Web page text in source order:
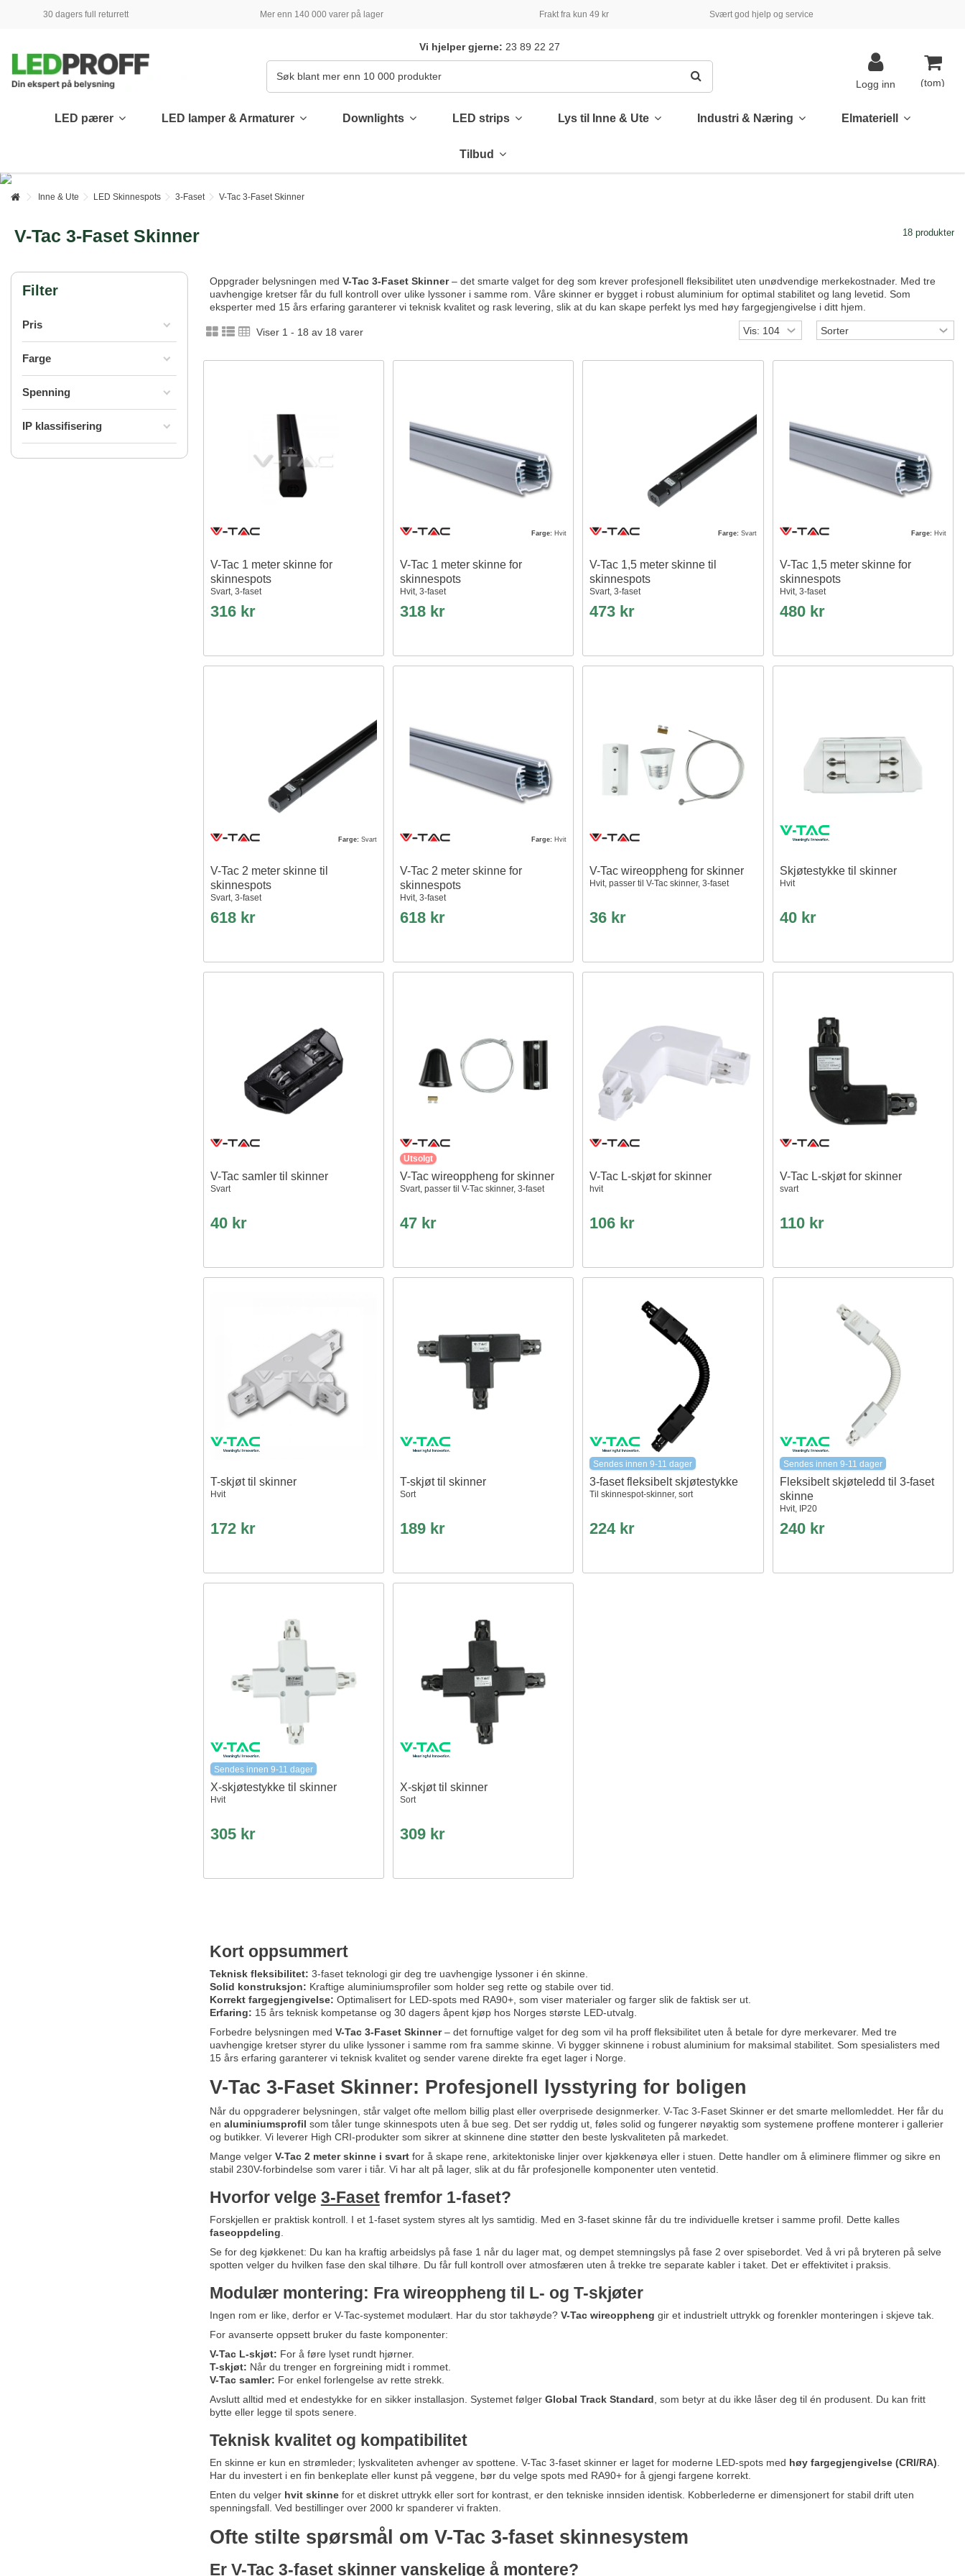
30 dagers full returrett Mer enn 140 000 varer på lager Frakt fra kun 49 kr Svært god hjelp og service
Vi hjelper gjerne: 23 89 22 27
(tom)
Logg inn
LED pærer LED lamper & Armaturer Downlights LED strips Lys til Inne & Ute Industri & Næring Elmateriell
Tilbud
Inne & Ute LED Skinnespots 3-Faset V-Tac 3-Faset Skinner
V-Tac 3-Faset Skinner 18 produkter
Oppgrader belysningen med V-Tac 3-Faset Skinner– det smarte valget for deg som krever profesjonell fleksibilitet uten unødvendige merkekostnader. Med tre
uavhengige kretser får du full kontroll over ulike lyssoner i samme rom. Våre skinner er bygget i robust aluminium for optimal stabilitet og lang levetid. Som
eksperter med 15 års erfaring garanterer vi teknisk kvalitet og rask levering, slik at du kan skape perfekt lys med høy fargegjengivelse i ditt hjem.
Viser 1 - 18 av 18 varer
V-Tac 1 meter skinne for
skinnespots
Svart, 3-faset
316 kr
Farge:Hvit
V-Tac 1 meter skinne for
skinnespots
Hvit, 3-faset
318 kr
Farge: Svart
V-Tac 1,5 meter skinne til
skinnespots
Svart, 3-faset
473 kr
Farge: Hvit
V-Tac 1,5 meter skinne for
skinnespots
Hvit, 3-faset
480 kr
Farge:Svart
V-Tac 2 meter skinne til
skinnespots
Svart, 3-faset
618 kr
Farge:Hvit
V-Tac 2 meter skinne for
skinnespots
Hvit, 3-faset
618 kr
V-Tac wireoppheng for skinner
Hvit, passer til V-Tac skinner, 3-faset
36 kr
Skjøtestykke til skinner
Hvit
40 kr
V-Tac samler til skinner
Svart
40 kr
Utsolgt
V-Tac wireoppheng for skinner
Svart, passer til V-Tac skinner, 3-faset
47 kr
V-Tac L-skjøt for skinner
hvit
106 kr
V-Tac L-skjøt for skinner
svart
110 kr
T-skjøt til skinner
Hvit
172 kr
T-skjøt til skinner
Sort
189 kr
Sendes innen 9-11 dager
3-faset fleksibelt skjøtestykke
Til skinnespot-skinner, sort
224 kr
Sendes innen 9-11 dager
Fleksibelt skjøteledd til 3-faset
skinne
Hvit, IP20
240 kr
Sendes innen 9-11 dager
X-skjøtestykke til skinner
Hvit
305 kr
X-skjøt til skinner
Sort
309 kr
Kort oppsummert
Teknisk fleksibilitet: 3-faset teknologi gir deg tre uavhengige lyssoner i én skinne.
Solid konstruksjon: Kraftige aluminiumsprofiler som holder seg rette og stabile over tid.
Korrekt fargegjengivelse: Optimalisert for LED-spots med RA90+, som viser materialer og farger slik de faktisk ser ut.
Erfaring: 15 års teknisk kompetanse og 30 dagers åpent kjøp hos Norges største LED-utvalg.
Forbedre belysningen med V-Tac 3-Faset Skinner– det fornuftige valget for deg som vil ha proff fleksibilitet uten å betale for dyre merkevarer. Med tre
uavhengige kretser styrer du ulike lyssoner i samme rom fra samme skinne. Vi bygger skinnene i robust aluminium for maksimal stabilitet. Som spesialisters med
15 års erfaring garanterer vi teknisk kvalitet og sender varene direkte fra eget lager i Norge.
V-Tac 3-Faset Skinner: Profesjonell lysstyring for boligen
Når du oppgraderer belysningen, står valget ofte mellom billig plast eller overprisede designmerker. V-Tac 3-Faset Skinner er det smarte mellomleddet. Her får du
en aluminiumsprofil som tåler tunge skinnespots uten å bue seg. Det ser ryddig ut, føles solid og fungerer nøyaktig som systemene proffene monterer i gallerier
og butikker. Vi leverer High CRI-produkter som sikrer at skinnene dine støtter den beste lyskvaliteten på markedet.
Mange velger V-Tac 2 meter skinne i svartfor å skape rene, arkitektoniske linjer over kjøkkenøya eller i stuen. Dette handler om å eliminere flimmer og sikre en
stabil 230V-forbindelse som varer i tiår. Vi har alt på lager, slik at du får profesjonelle komponenter uten ventetid.
Hvorfor velge 3-Fasetfremfor 1-faset?
Forskjellen er praktisk kontroll. I et 1-faset system styres alt lys samtidig. Med en 3-faset skinne får du tre individuelle kretser i samme profil. Dette kalles
faseoppdeling.
Se for deg kjøkkenet: Du kan ha kraftig arbeidslys på fase 1 når du lager mat, og dempet stemningslys på fase 2 over spisebordet. Ved å vri på bryteren på selve
spotten velger du hvilken fase den skal tilhøre. Du får full kontroll over atmosfæren uten å trekke tre separate kabler i taket. Det er effektivitet i praksis.
Modulær montering: Fra wireoppheng til L- og T-skjøter
Ingen rom er like, derfor er V-Tac-systemet modulært. Har du stor takhøyde? V-Tac wireoppheng gir et industrielt uttrykk og forenkler monteringen i skjeve tak.
For avanserte oppsett bruker du faste komponenter:
V-Tac L-skjøt: For å føre lyset rundt hjørner.
T-skjøt: Når du trenger en forgreining midt i rommet.
V-Tac samler: For enkel forlengelse av rette strekk.
Avslutt alltid med et endestykke for en sikker installasjon. Systemet følger Global Track Standard, som betyr at du ikke låser deg til én produsent. Du kan fritt
bytte eller legge til spots senere.
Teknisk kvalitet og kompatibilitet
En skinne er kun en strømleder; lyskvaliteten avhenger av spottene. V-Tac 3-faset skinner er laget for moderne LED-spots med høy fargegjengivelse (CRI/RA).
Har du investert i en fin benkeplate eller kunst på veggene, bør du velge spots med RA90+ for å gjengi fargene korrekt.
Enten du velger hvit skinnefor et diskret uttrykk eller sort for kontrast, er den tekniske innsiden identisk. Kobberlederne er dimensjonert for stabil drift uten
spenningsfall. Ved bestillinger over 2000 kr spanderer vi frakten.
Ofte stilte spørsmål om V-Tac 3-faset skinnesystem
Er V-Tac 3-faset skinner vanskelige å montere?
Filter
Pris
Farge
Spenning
IP klassifisering